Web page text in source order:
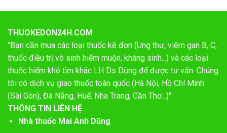
THUOKEDON24H.COM
"Bạn cần mua các loại thuốc kê đơn (Ung thư, viêm gan B, C,
thuốc điều trị vô sinh hiếm muộn, kháng sinh...) và các loại
thuốc hiếm khó tìm khác LH Ds Dũng để được tư vấn. Chúng
tôi có dịch vụ giao thuốc toàn quốc (Hà Nội, Hồ Chí Minh
(Sài Gòn), Đà Nẵng, Huế, Nha Trang, Cần Thơ...)"
THÔNG TIN LIÊN HỆ
Nhà thuốc Mai Anh Dũng